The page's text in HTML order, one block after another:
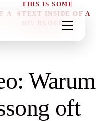
A
6
THIS IS SOME
TEXT INSIDE OF A
DIV BLOCK.
Warum
oft